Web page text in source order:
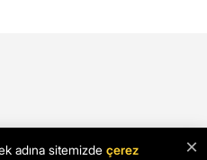
×
adına sitemizde çerez